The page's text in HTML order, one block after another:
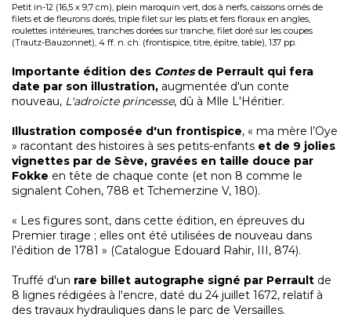
Petit in-12 (16,5 x 9,7 cm), plein maroquin vert, dos à nerfs, caissons ornés de
filets et de fleurons dorés, triple filet sur les plats et fers floraux en angles,
roulettes intérieures, tranches dorées sur tranche, filet doré sur les coupes
(Trautz-Bauzonnet), 4 ff. n. ch. (frontispice, titre, épître, table), 137 pp.
Importante édition des Contesde Perrault qui fera
date par son illustration, augmentée d'un conte
nouveau, L'adroicte princesse, dû à Mlle L'Héritier.
Illustration composée d'un frontispice, « ma mère l’Oye
» racontant des histoires à ses petits-enfants et de 9 jolies
vignettes par de Sève, gravées en taille douce par
Fokke en tête de chaque conte (et non 8 comme le
signalent Cohen, 788 et Tchemerzine V, 180).
« Les figures sont, dans cette édition, en épreuves du
Premier tirage ; elles ont été utilisées de nouveau dans
l’édition de 1781 » (Catalogue Edouard Rahir, III, 874).
Truffé d'un rare billet autographe signé par Perrault de
8 lignes rédigées à l'encre, daté du 24 juillet 1672, relatif à
des travaux hydrauliques dans le parc de Versailles.